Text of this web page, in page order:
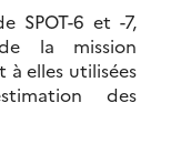
SPOT-6 et -7,
la mission
elles utilisées
des